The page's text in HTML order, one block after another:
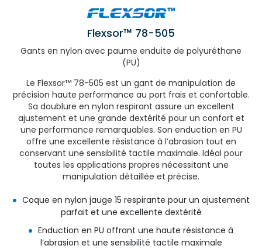
Flexsor™ 78-505
Gants en nylon avec paume enduite de polyuréthane
(PU)
Le Flexsor™ 78-505 est un gant de manipulation de
précision haute performance au port frais et confortable.
Sa doublure en nylon respirant assure un excellent
ajustement et une grande dextérité pour un confort et
une performance remarquables. Son enduction en PU
offre une excellente résistance à l’abrasion tout en
conservant une sensibilité tactile maximale. Idéal pour
toutes les applications propres nécessitant une
manipulation détaillée et précise.
Coque en nylon jauge 15 respirante pour un ajustement
parfait et une excellente dextérité
Enduction en PU offrant une haute résistance à
l’abrasion et une sensibilité tactile maximale